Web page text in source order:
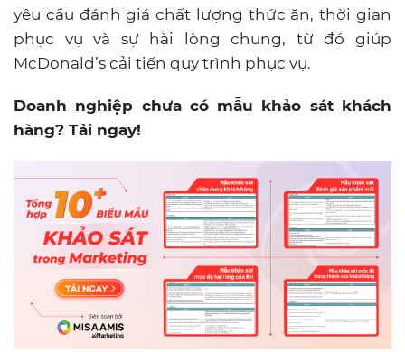
yêu cầu đánh giá chất lượng thức ăn, thời gian
phục vụ và sự hài lòng chung, từ đó giúp
McDonald’s cải tiến quy trình phục vụ.
Doanh nghiệp chưa có mẫu khảo sát khách
hàng? Tải ngay!